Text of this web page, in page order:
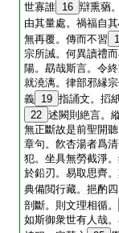
世寡誰 16 辯熏蕕
由其量處。禍福自
無再覆。傳而不習
宗所誡。何異讀禮
陽。勗哉斯言。令
就澆漓。律部邪縁
義 19 指誦文。搯
22 述闕則絶言。
無正斷故是前聖開
章句。飮杏湯者爲
犯。坐具無勞截淨
於鉛刃。易取思齊
典備閲行藏。挹酌
剖斷。則文理相循。
如斯御衆世有人哉